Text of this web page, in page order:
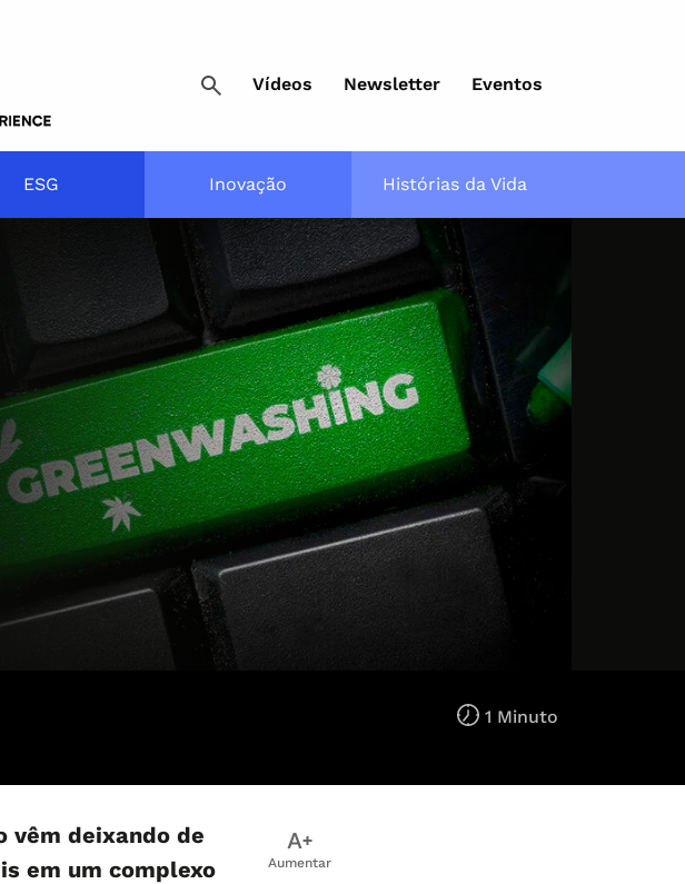
Vídeos Newsletter Eventos
ESG Inovação Histórias da Vida
1 Minuto
vêm deixando de
em um complexo
Aumentar